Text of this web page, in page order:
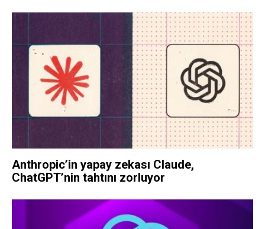
Anthropic’in yapay zekası Claude,
ChatGPT’nin tahtını zorluyor